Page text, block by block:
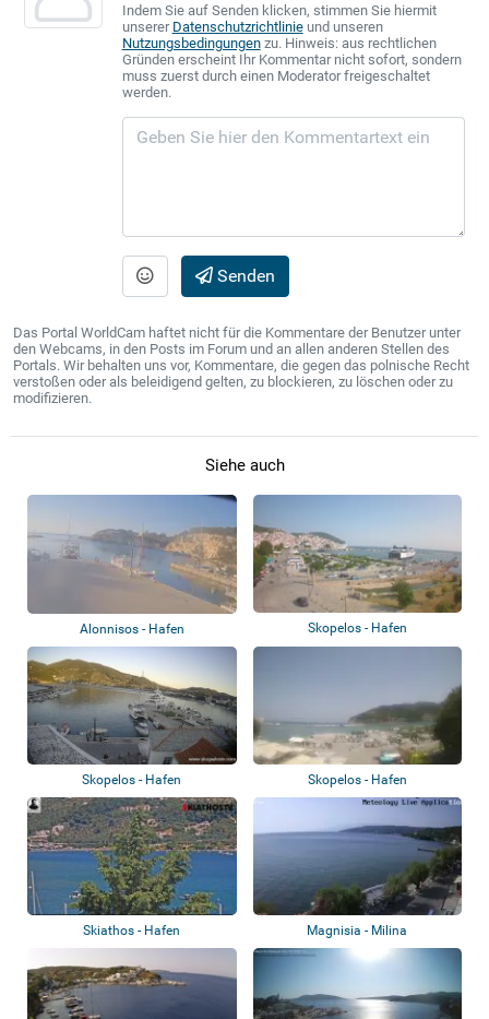
Indem Sie auf Senden klicken, stimmen Sie hiermit
unserer Datenschutzrichtlinieund unseren
Nutzungsbedingungenzu. Hinweis: aus rechtlichen
Gründen erscheint Ihr Kommentar nicht sofort, sondern
muss zuerst durch einen Moderator freigeschaltet
werden.
Senden
Das Portal WorldCam haftet nicht für die Kommentare der Benutzer unter
den Webcams, in den Posts im Forum und an allen anderen Stellen des
Portals. Wir behalten uns vor, Kommentare, die gegen das polnische Recht
verstoßen oder als beleidigend gelten, zu blockieren, zu löschen oder zu
modifizieren.
Siehe auch
Alonnisos - Hafen Skopelos - Hafen
Skopelos - Hafen Skopelos - Hafen
Skiathos - Hafen Magnisia - Milina